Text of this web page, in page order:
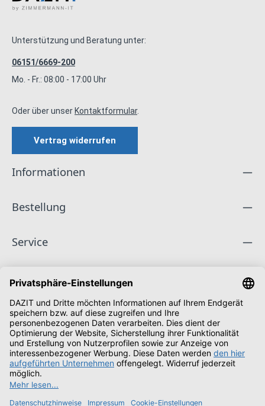
Unterstützung und Beratung unter:
06151/6669-200
Mo. - Fr.: 08:00 - 17:00 Uhr
Oder über unserKontaktformular.
Vertrag widerrufen
Informationen
Bestellung
Service
Unternehmen
Folge uns
Zahlungsarten
Versandarten